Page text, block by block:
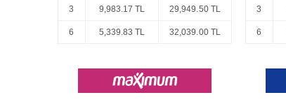
3 9,983.17 TL 29,949.50 TL
6 5,339.83 TL 32,039.00 TL
3
6